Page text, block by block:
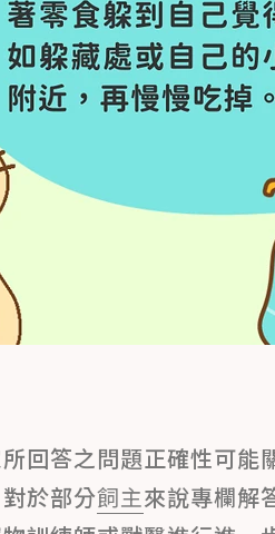
回答之問題正確性可
於部分飼主來說專欄解